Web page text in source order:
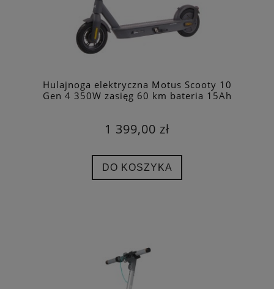
Hulajnoga elektryczna Motus Scooty 10
Gen 4 350W zasięg 60 km bateria 15Ah
1 399,00 zł
DO KOSZYKA